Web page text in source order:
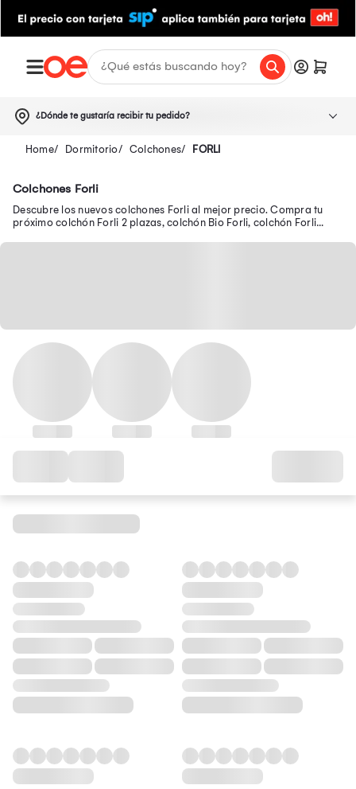
¿Dónde te gustaría recibir tu pedido?
Dormitorio Colchones FORLI
Colchones Forli
Descubre los nuevos colchones Forli al mejor precio. Compra tu
próximo colchón Forli 2 plazas, colchón Bio Forli, colchón Forli